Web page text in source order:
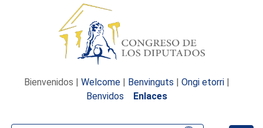
Bienvenidos | Welcome | Benvinguts | Ongi etorri |
Benvidos
Enlaces